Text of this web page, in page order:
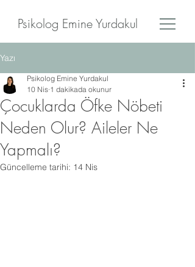
Psikolog Emine Yurdakul
Yazı
Çocuklarda Öfke Nöbeti
Neden Olur? Aileler Ne
Yapmalı?
Psikolog Emine Yurdakul
10 Nis 1 dakikada okunur
Güncelleme tarihi: 14 Nis